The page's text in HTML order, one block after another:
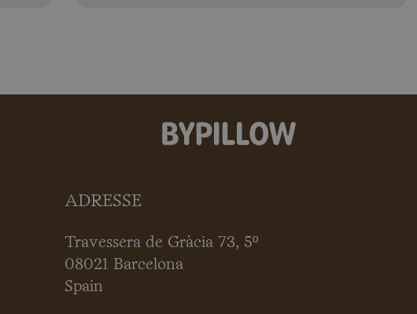
ADRESSE
Travessera de Gràcia 73, 5º
08021 Barcelona
Spain